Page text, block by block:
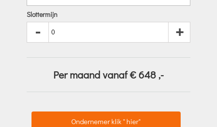
Slottermijn
- +
Per maand vanaf € 648 ,-
Ondernemer klik " hier"